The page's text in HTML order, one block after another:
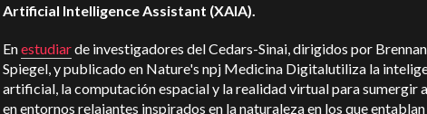
Artificial Intelligence Assistant (XAIA).
Enestudiarde investigadores del Cedars-Sinai, dirigidos por
Spiegel, y publicado en Nature's npj Medicina Digitalutiliza la
artificial, la computación espacial y la realidad virtual para sumergir
en entornos relajantes inspirados en la naturaleza en los que entablan